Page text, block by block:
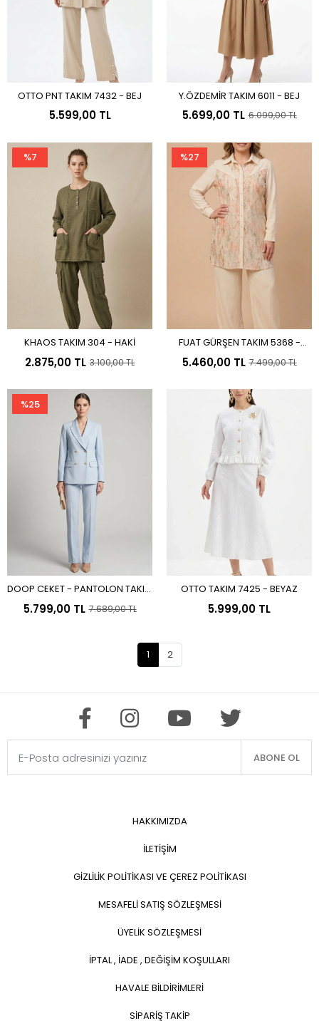
Sepete Ekle
OTTO PNT TAKIM 7432 - BEJ
5.599,00 TL
Sepete Ekle
Y.ÖZDEMİR TAKIM 6011 - BEJ
5.699,00 TL 6.099,00 TL
%7
Sepete Ekle
KHAOS TAKIM 304 - HAKİ
2.875,00 TL 3.100,00 TL
%27
Sepete Ekle
FUAT GÜRŞEN TAKIM 5368 -
ORJİNAL
5.460,00 TL 7.499,00 TL
%25
Sepete Ekle
DOOP CEKET - PANTOLON TAKIM
8523 - MAVİ
5.799,00 TL 7.689,00 TL
Sepete Ekle
OTTO TAKIM 7425 - BEYAZ
5.999,00 TL
1 2
ABONE OL
HAKKIMIZDA
İLETİŞİM
GİZLİLİK POLİTİKASI VE ÇEREZ POLİTİKASI
MESAFELİ SATIŞ SÖZLEŞMESİ
ÜYELİK SÖZLEŞMESİ
İPTAL , İADE , DEĞİŞİM KOŞULLARI
HAVALE BİLDİRİMLERİ
SİPARİŞ TAKİP